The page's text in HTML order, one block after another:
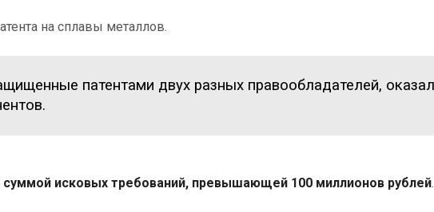
на сплавы металлов.
патентами двух разных правообладателей,
суммой исковых требований, превышающей 100 миллионов рублей.